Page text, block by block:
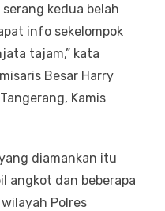
kedua belah
info sekelompok
tajam,” kata
Besar Harry
Kamis
diamankan itu
angkot dan beberapa
Polres